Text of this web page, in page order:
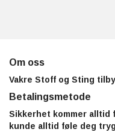
Om oss
Vakre Stoff og Sting
Betalingsmetode
Sikkerhet kommer alltid
kunde alltid føle deg